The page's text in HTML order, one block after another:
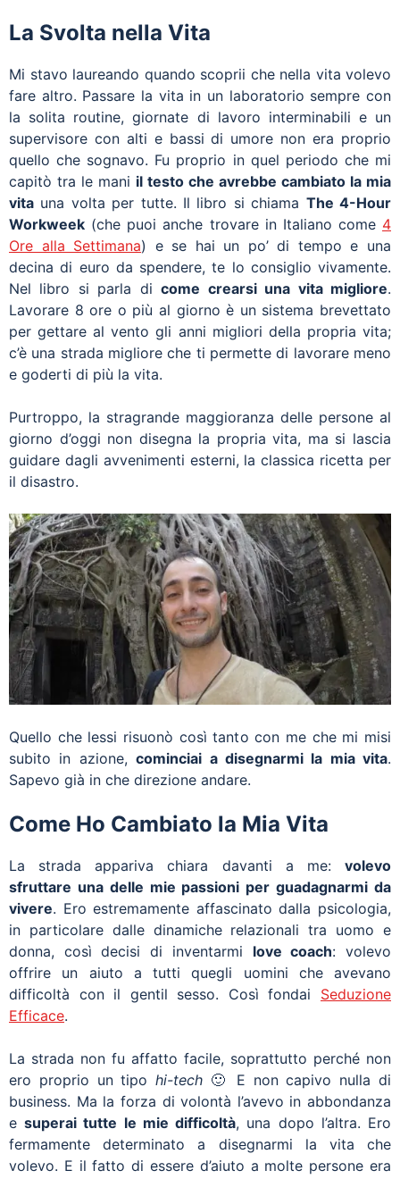
La Svolta nella Vita
Mi stavo laureando quando scoprii che nella vita volevo
fare altro. Passare la vita in un laboratorio sempre con
la solita routine, giornate di lavoro interminabili e un
supervisore con alti e bassi di umore non era proprio
quello che sognavo. Fu proprio in quel periodo che mi
capitò tra le mani il testo che avrebbe cambiato la mia
vita una volta per tutte. Il libro si chiama The 4-Hour
Workweek (che puoi anche trovare in Italiano come 4
Ore alla Settimana) e se hai un po’ di tempo e una
decina di euro da spendere, te lo consiglio vivamente.
Nel libro si parla dicome crearsi una vita migliore.
Lavorare 8 ore o più al giorno è un sistema brevettato
per gettare al vento gli anni migliori della propria vita;
c’è una strada migliore che ti permette di lavorare meno
e goderti di più la vita.
Purtroppo, la stragrande maggioranza delle persone al
giorno d’oggi non disegna la propria vita, ma si lascia
guidare dagli avvenimenti esterni, la classica ricetta per
il disastro.
Quello che lessi risuonò così tanto con me che mi misi
subito in azione,cominciai a disegnarmi la mia vita.
Sapevo già in che direzione andare.
Come Ho Cambiato la Mia Vita
La strada appariva chiara davanti a me: volevo
sfruttare una delle mie passioni per guadagnarmi da
vivere. Ero estremamente affascinato dalla psicologia,
in particolare dalle dinamiche relazionali tra uomo e
donna, così decisi di inventarmi love coach: volevo
offrire un aiuto a tutti quegli uomini che avevano
difficoltà con il gentil sesso. Così fondai Seduzione
Efficace.
La strada non fu affatto facile, soprattutto perché non
ero proprio un tipohi-tech 🙂 E non capivo nulla di
business. Ma la forza di volontà l’avevo in abbondanza
esuperai tutte le mie difficoltà, una dopo l’altra. Ero
fermamente determinato a disegnarmi la vita che
volevo. E il fatto di essere d’aiuto a molte persone era